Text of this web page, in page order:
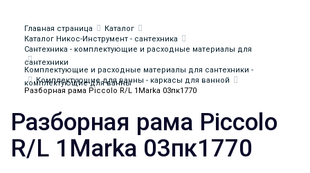
Главная страница
Каталог
Каталог Никос-Инструмент - сантехника
Сантехника - комплектующие и расходные материалы для
сантехники
Комплектующие и расходные материалы для сантехники -
комплектующие для ванны
Комплектующие для ванны - каркасы для ванной
Разборная рама Piccolo R/L 1Marka 03пк1770
Разборная рама Piccolo
R/L 1Marka 03пк1770